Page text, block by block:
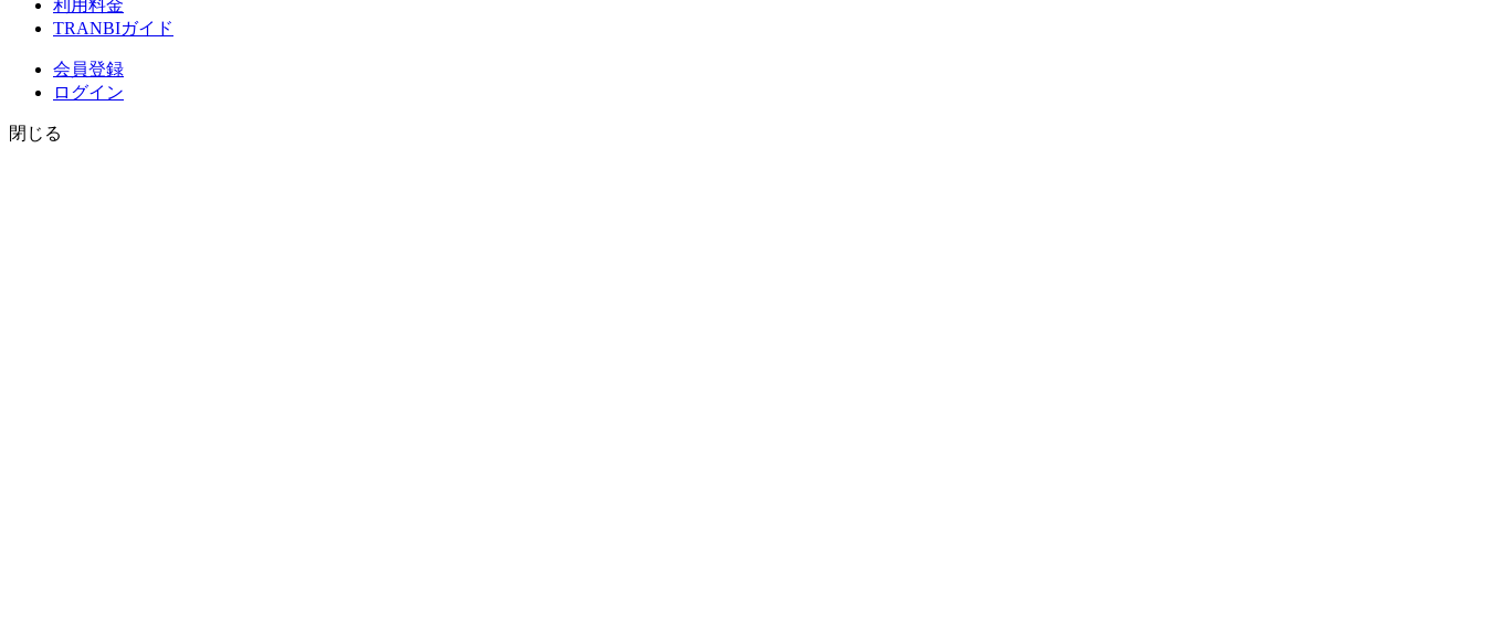
利用料金
TRANBIガイド
会員登録
ログイン
閉じる